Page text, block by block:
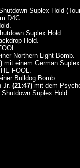
Suplex Hold
D4C.
Suplex Hold.
Hold.
Northern Light Bomb.
mit einem German
FOOL.
Bulldog Bomb.
Jr. (21:47)mit dem
Suplex Hold.